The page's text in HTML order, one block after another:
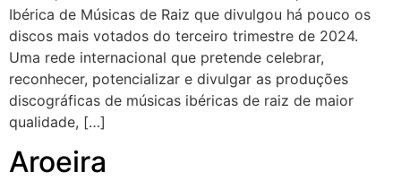
Ibérica de Músicas de Raiz que divulgou há pouco os
discos mais votados do terceiro trimestre de 2024.
Uma rede internacional que pretende celebrar,
reconhecer, potencializar e divulgar as produções
discográficas de músicas ibéricas de raiz de maior
qualidade, […]
Aroeira